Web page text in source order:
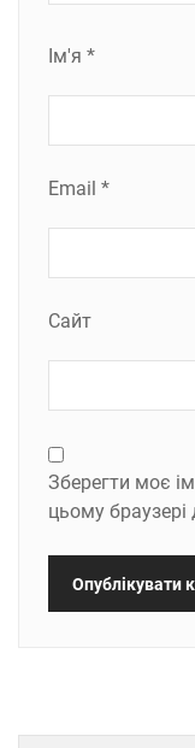
Ім'я *
Email *
Сайт
Зберегти моє
цьому